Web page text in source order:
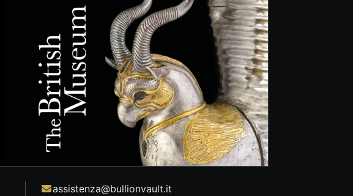
assistenza@bullionvault.it